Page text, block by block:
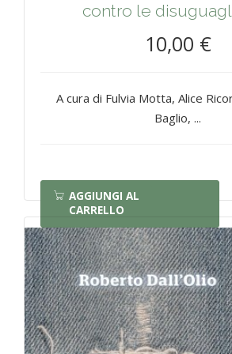
contro le
10,00 €
A cura di Fulvia Motta, Alice
Baglio, ...
AGGIUNGI AL
CARRELLO